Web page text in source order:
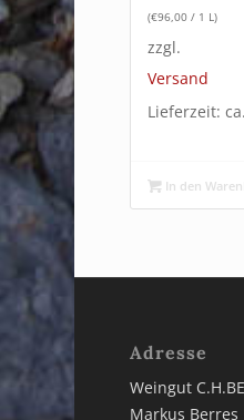
(€96,00 / 1 L)
zzgl.
Versand
Lieferzeit:
In den
Adresse
Weingut
Markus Berres